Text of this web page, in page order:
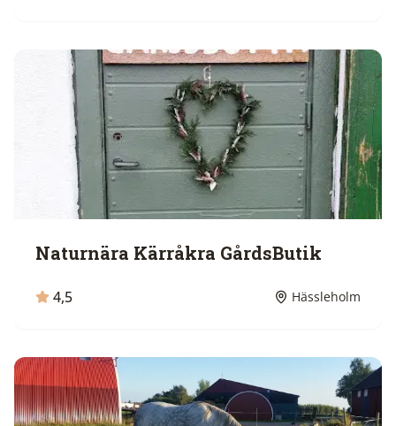
Naturnära Kärråkra GårdsButik
4,5 Hässleholm